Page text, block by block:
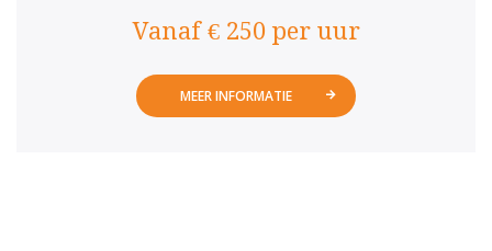
Vanaf € 250 per uur
MEER INFORMATIE